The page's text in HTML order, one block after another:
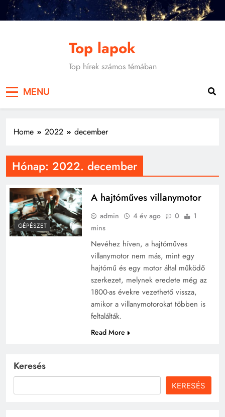
Skip
Top lapok
Top hírek számos témában
MENU
Home 2022 december
Hónap: 2022. december
GÉPÉSZET
A hajtóműves villanymotor
admin 4 év ago 0
1
mins
Nevéhez híven, a hajtóműves
villanymotor nem más, mint egy
hajtómű és egy motor által működő
szerkezet, melynek eredete még az
1800-as évekre vezethető vissza,
amikor a villanymotorokat többen is
feltalálták.
Read More
Keresés
KERESÉS